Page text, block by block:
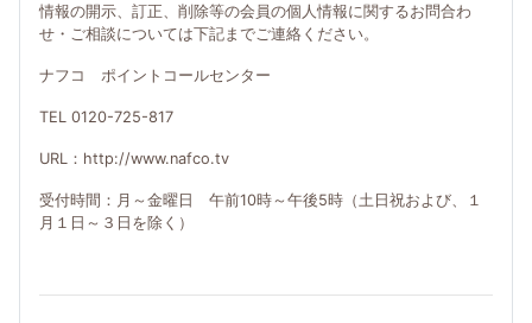
情報の開示、訂正、削除等の会員の個人情報に関するお問合わ
せ・ご相談については下記までご連絡ください。
ナフコ ポイントコールセンター
TEL 0120-725-817
URL：http://www.nafco.tv
受付時間：月～金曜日 午前10時～午後5時（土日祝および、１
月１日～３日を除く）